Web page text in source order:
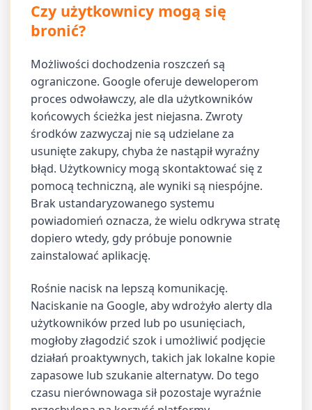
Czy użytkownicy mogą się
bronić?
Możliwości dochodzenia roszczeń są
ograniczone. Google oferuje deweloperom
proces odwoławczy, ale dla użytkowników
końcowych ścieżka jest niejasna. Zwroty
środków zazwyczaj nie są udzielane za
usunięte zakupy, chyba że nastąpił wyraźny
błąd. Użytkownicy mogą skontaktować się z
pomocą techniczną, ale wyniki są niespójne.
Brak ustandaryzowanego systemu
powiadomień oznacza, że wielu odkrywa stratę
dopiero wtedy, gdy próbuje ponownie
zainstalować aplikację.
Rośnie nacisk na lepszą komunikację.
Naciskanie na Google, aby wdrożyło alerty dla
użytkowników przed lub po usunięciach,
mogłoby złagodzić szok i umożliwić podjęcie
działań proaktywnych, takich jak lokalne kopie
zapasowe lub szukanie alternatyw. Do tego
czasu nierównowaga sił pozostaje wyraźnie